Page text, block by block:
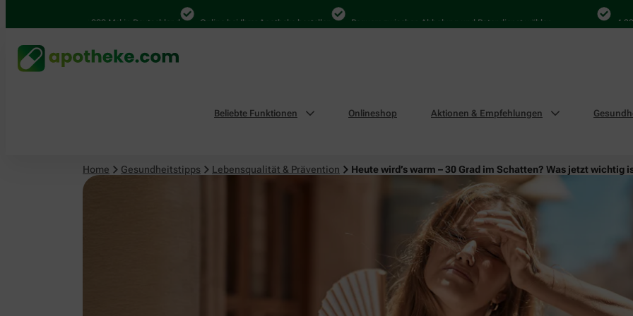
4.000 Mal in Deutschland Online bei Ihrer Apotheke bestellen Bequem zwischen Abholung und Botendienst wählen 4.000 Mal
Beliebte Funktionen Onlineshop Aktionen & Empfehlungen
Home Gesundheitstipps Lebensqualität & Prävention Heute wird’s warm – 30 Grad im Schatten? Was jetzt wichtig
Lebensqualität & Prävention